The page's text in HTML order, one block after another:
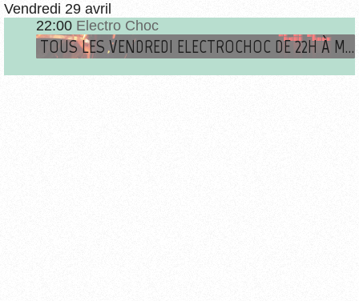
Vendredi 29 avril
22:00 Electro Choc
TOUS LES VENDREDI ELECTROCHOC DE 22H À MINUIT SUR RADIOM !